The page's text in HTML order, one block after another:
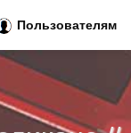
Пользователям